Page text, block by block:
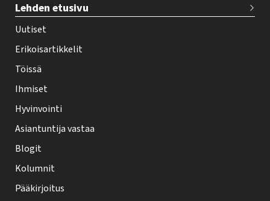
e
h
y
-
e
h
t
i
f
o
Lehden etusivu
Uutiset
Erikoisartikkelit
Töissä
Ihmiset
Hyvinvointi
Asiantuntija vastaa
Blogit
Kolumnit
Pääkirjoitus